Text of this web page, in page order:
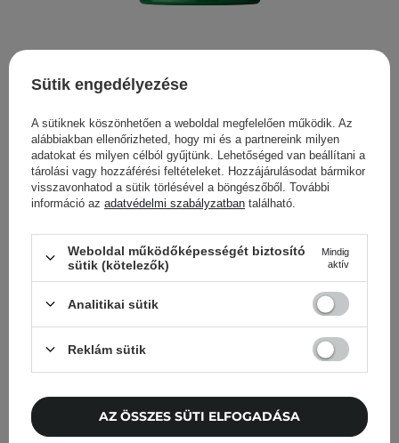
Dr. Althea - Pure Grinding Cleansing Balm - Arctisztító
Balzsam - 50ml
4 690,00 Ft
Cosibella hírlevél
Bőrápolási ellenőrzőlisták, szakértői
tanácsok, szépségápolási újdonságok –
Add meg az e-mail címedet
Elfogadom, hogy marketingüzeneteket
kapjak, és hogy adataimat a Cosibella
Sütik engedélyezése
A sütiknek köszönhetően a weboldal megfelelően működik. Az
alábbiakban ellenőrizheted, hogy mi és a partnereink milyen
adatokat és milyen célból gyűjtünk. Lehetőséged van beállítani a
tárolási vagy hozzáférési feltételeket. Hozzájárulásodat bármikor
visszavonhatod a sütik törlésével a böngészőből. További
információ az adatvédelmi szabályzatban található.
Weboldal működőképességét biztosító
sütik (kötelezők)
Mindig
aktív
Analitikai sütik
Reklám sütik
AZ ÖSSZES SÜTI ELFOGADÁSA